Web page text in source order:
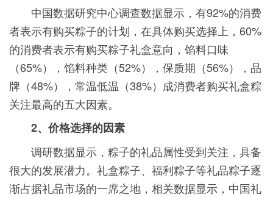
中国数据研究中心调查数据显示，有92%的消费
者表示有购买粽子的计划，在具体购买选择上，60%
的消费者表示有购买粽子礼盒意向，馅料口味
（65%），馅料种类（52%），保质期（56%），品
牌（48%），常温低温（38%）成消费者购买礼盒粽
关注最高的五大因素。
2、价格选择的因素
调研数据显示，粽子的礼品属性受到关注，具备
很大的发展潜力。礼盒粽子、福利粽子等礼品粽子逐
渐占据礼品市场的一席之地，相关数据显示，中国礼